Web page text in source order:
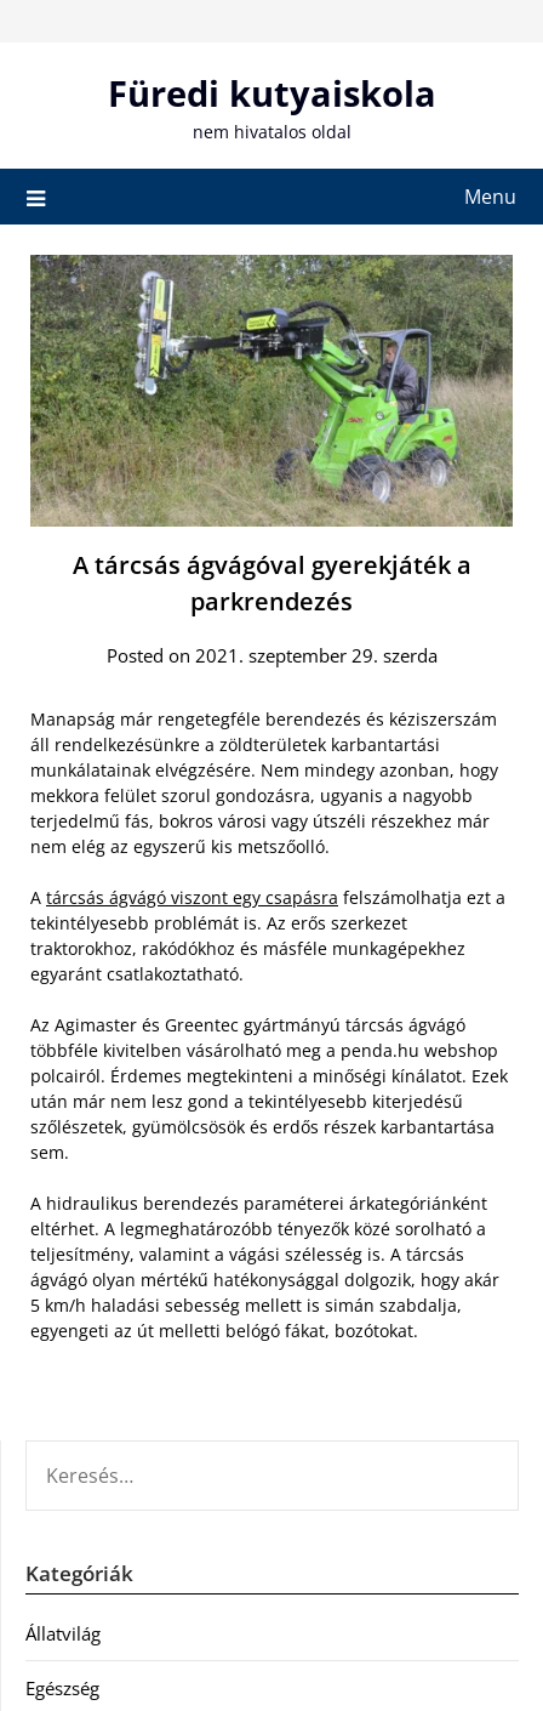
Füredi kutyaiskola
nem hivatalos oldal
Menu
A tárcsás ágvágóval gyerekjáték a
parkrendezés
Posted on 2021. szeptember 29. szerda
Manapság már rengetegféle berendezés és kéziszerszám
áll rendelkezésünkre a zöldterületek karbantartási
munkálatainak elvégzésére. Nem mindegy azonban, hogy
mekkora felület szorul gondozásra, ugyanis a nagyobb
terjedelmű fás, bokros városi vagy útszéli részekhez már
nem elég az egyszerű kis metszőolló.
A tárcsás ágvágó viszont egy csapásra felszámolhatja ezt a
tekintélyesebb problémát is. Az erős szerkezet
traktorokhoz, rakódókhoz és másféle munkagépekhez
egyaránt csatlakoztatható.
Az Agimaster és Greentec gyártmányú tárcsás ágvágó
többféle kivitelben vásárolható meg a penda.hu webshop
polcairól. Érdemes megtekinteni a minőségi kínálatot. Ezek
után már nem lesz gond a tekintélyesebb kiterjedésű
szőlészetek, gyümölcsösök és erdős részek karbantartása
sem.
A hidraulikus berendezés paraméterei árkategóriánként
eltérhet. A legmeghatározóbb tényezők közé sorolható a
teljesítmény, valamint a vágási szélesség is. A tárcsás
ágvágó olyan mértékű hatékonysággal dolgozik, hogy akár
5 km/h haladási sebesség mellett is simán szabdalja,
egyengeti az út melletti belógó fákat, bozótokat.
Kategóriák
Állatvilág
Egészség